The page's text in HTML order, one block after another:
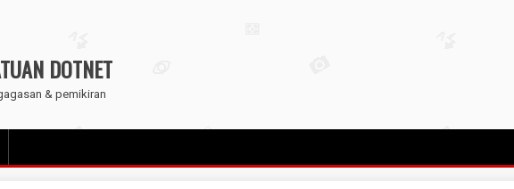
DOTNET
& pemikiran